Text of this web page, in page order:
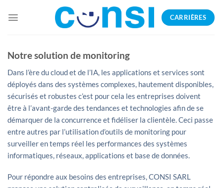
CARRIÈRES
Notre solution de monitoring
Dans l’ère du cloud et de l’IA, les applications et services sont
déployés dans des systèmes complexes, hautement disponibles,
sécurisés et robustes c’est pour cela les entreprises doivent
être à l’avant-garde des tendances et technologies afin de se
démarquer de la concurrence et fidéliser la clientèle. Ceci passe
entre autres par l’utilisation d’outils de monitoring pour
surveiller en temps réel les performances des systèmes
informatiques, réseaux, applications et base de données.
Pour répondre aux besoins des entreprises, CONSI SARL